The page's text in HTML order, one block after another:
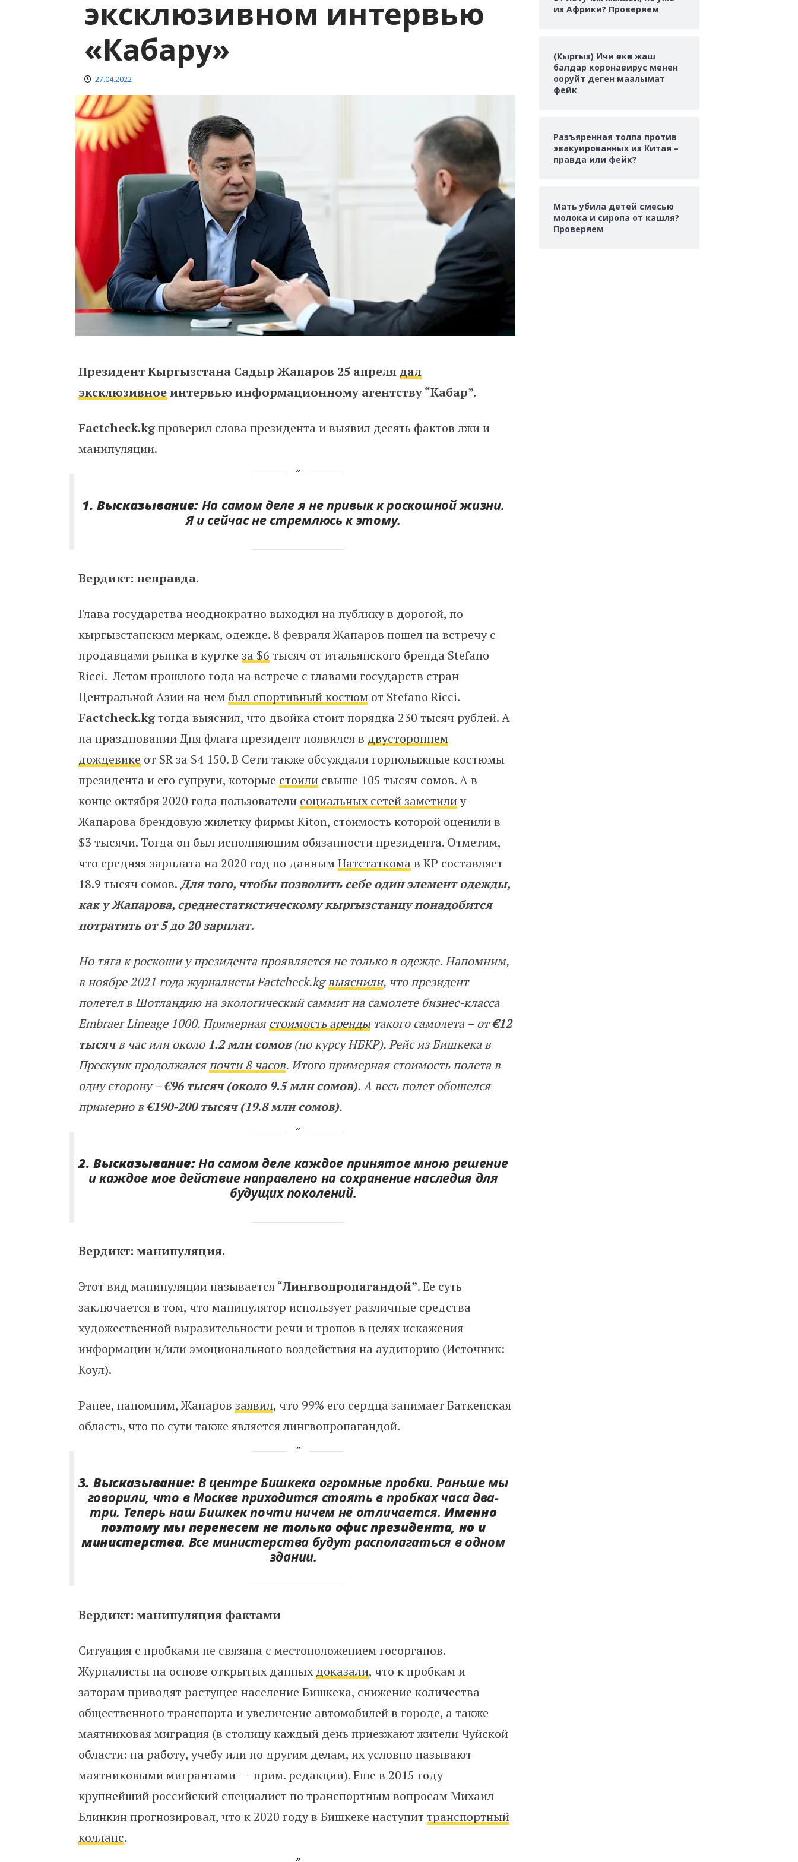
эксклюзивном интервью
«Кабару»
27.04.2022
Президент Кыргызстана Садыр Жапаров 25 апрелядал
эксклюзивноеинтервью информационному агентству “Кабар”.
Factcheck.kgпроверил слова президента и выявил десять фактов лжи и
манипуляции.
1. Высказывание: На самом деле я не привык к роскошной жизни.
Я и сейчас не стремлюсь к этому.
Вердикт: неправда.
Глава государства неоднократно выходил на публику в дорогой, по
кыргызстанским меркам, одежде. 8 февраля Жапаров пошел на встречу с
продавцами рынка в курткеза $6 тысяч от итальянского бренда Stefano
Ricci. Летом прошлого года на встрече с главами государств стран
Центральной Азии на нем был спортивный костюм от Stefano Ricci.
Factcheck.kgтогда выяснил, что двойка стоит порядка 230 тысяч рублей. А
на праздновании Дня флага президент появился в двустороннем
дождевике от SR за $4 150. В Сети также обсуждали горнолыжные костюмы
президента и его супруги, которые стоили свыше 105 тысяч сомов. А в
конце октября 2020 года пользователи социальных сетей заметилиу
Жапарова брендовую жилетку фирмы Kiton, стоимость которой оценили в
$3 тысячи. Тогда он был исполняющим обязанности президента. Отметим,
что средняя зарплата на 2020 год по даннымНатстаткома в КР составляет
18.9 тысяч сомов. Для того, чтобы позволить себе один элемент одежды,
как у Жапарова, среднестатистическому кыргызстанцу понадобится
потратить от 5 до 20 зарплат.
Но тяга к роскоши у президента проявляется не только в одежде. Напомним,
в ноябре 2021 года журналисты Factcheck.kgвыяснили, что президент
полетел в Шотландию на экологический саммит на самолете бизнес-класса
Embraer Lineage 1000. Примернаястоимость арендытакого самолета – от€12
тысячв час или около 1.2 млн сомов(по курсу НБКР). Рейс из Бишкека в
Прескуик продолжалсяпочти 8 часов. Итого примерная стоимость полета в
одну сторону –€96 тысяч (около 9.5 млн сомов). А весь полет обошелся
примерно в€190-200 тысяч (19.8 млн сомов).
2. Высказывание:На самом деле каждое принятое мною решение
и каждое мое действие направлено на сохранение наследия для
будущих поколений.
Вердикт: манипуляция.
Этот вид манипуляции называется “Лингвопропагандой”. Ее суть
заключается в том, что манипулятор использует различные средства
художественной выразительности речи и тропов в целях искажения
информации и/или эмоционального воздействия на аудиторию (Источник:
Коул).
Ранее, напомним, Жапаровзаявил, что 99% его сердца занимает Баткенская
область, что по сути также является лингвопропагандой.
3. Высказывание:В центре Бишкека огромные пробки. Раньше мы
говорили, что в Москве приходится стоять в пробках часа два-
три. Теперь наш Бишкек почти ничем не отличается.Именно
поэтому мы перенесем не только офис президента, но и
министерства. Все министерства будут располагаться в одном
здании.
Вердикт: манипуляция фактами
Ситуация с пробками не связана с местоположением госорганов.
Журналисты на основе открытых данных доказали, что к пробкам и
заторам приводят растущее население Бишкека, снижение количества
общественного транспорта и увеличение автомобилей в городе, а также
маятниковая миграция (в столицу каждый день приезжают жители Чуйской
области: на работу, учебу или по другим делам, их условно называют
маятниковыми мигрантами — прим. редакции). Еще в 2015 году
крупнейший российский специалист по транспортным вопросам Михаил
Блинкин прогнозировал, что к 2020 году в Бишкеке наступиттранспортный
коллапс.
из Африки? Проверяем
(Кыргыз) Ичи өткөн жаш
балдар коронавирус менен
ооруйт деген маалымат
фейк
Разъяренная толпа против
эвакуированных из Китая –
правда или фейк?
Мать убила детей смесью
молока и сиропа от кашля?
Проверяем